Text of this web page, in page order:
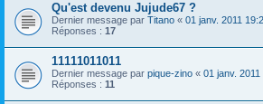
Qu'est devenu Jujude67 ?
Dernier message par Titano « 01 janv. 2011
Réponses : 17
11111011011
Dernier message par pique-zino « 01 janv. 2011
Réponses : 11